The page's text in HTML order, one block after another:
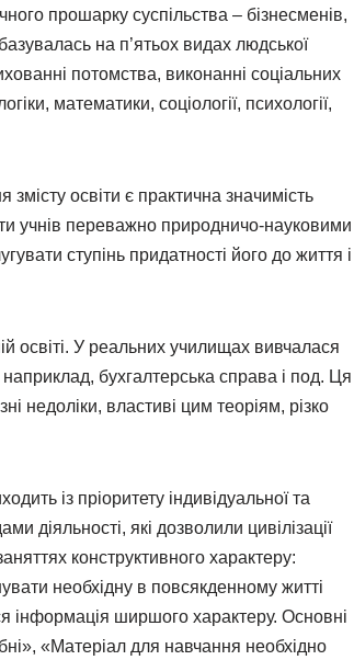
прошарку суспільства – бізнесменів,
базувалась на п’ятьох видах людської
потомства, виконанні соціальних
математики, соціології, психології,
освіти є практична значимість
учнів переважно природничо-науковими
ступінь придатності його до життя і
освіті. У реальних училищах вивчалася
бухгалтерська справа і под. Ця
недоліки, властиві цим теоріям, різко
із пріоритету індивідуальної та
діяльності, які дозволили цивілізації
конструктивного характеру:
необхідну в повсякденному житті
інформація ширшого характеру. Основні
«Матеріал для навчання необхідно